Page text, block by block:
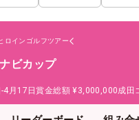
ロインゴルフツアー
ビカップ
4月17日賞金総額 ¥3,000,000成田